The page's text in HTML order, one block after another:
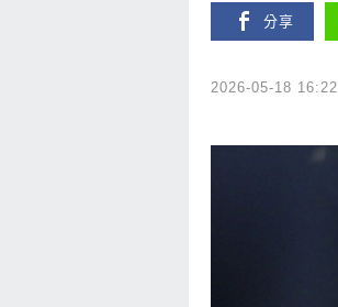
分享
2026-05-18 16:22